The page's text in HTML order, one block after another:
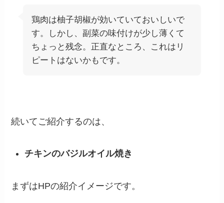
鶏肉は柚子胡椒が効いていておいしいで
す。しかし、副菜の味付けが少し薄くて
ちょっと残念。正直なところ、これはリ
ピートはないかもです。
続いてご紹介するのは、
チキンのバジルオイル焼き
まずはHPの紹介イメージです。